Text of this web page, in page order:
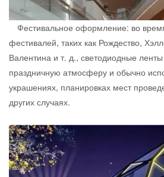
Фестивальное оформление: во
фестивалей, таких как Рождество,
Валентина и т. д., светодиодные ленты
праздничную атмосферу и обычно
украшениях, планировках мест
других случаях.